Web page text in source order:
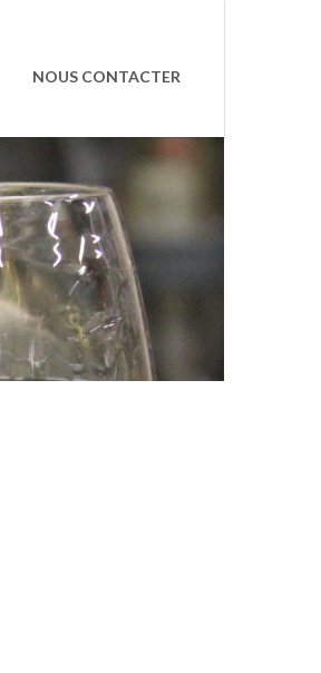
NOUS CONTACTER